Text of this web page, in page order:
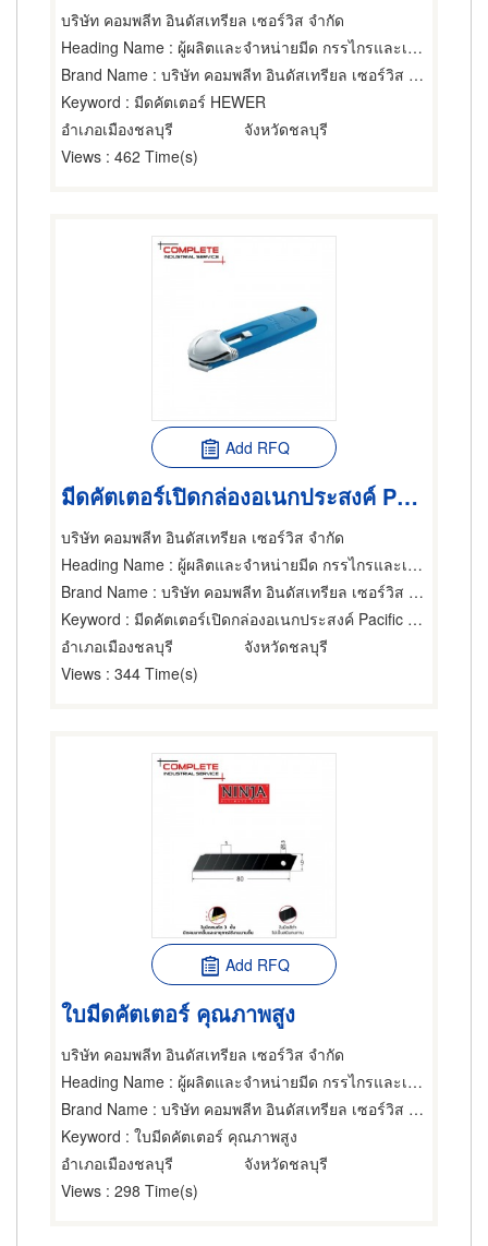
บริษัท คอมพลีท อินดัสเทรียล เซอร์วิส จำกัด
Heading Name : ผู้ผลิตและจำหน่ายมีด กรรไกรและเครื่องตัด
Brand Name : บริษัท คอมพลีท อินดัสเทรียล เซอร์วิส จำกัด
Keyword : มีดคัตเตอร์ HEWER
อำเภอเมืองชลบุรี
จังหวัดชลบุรี
Views : 462 Time(s)
Add RFQ
มีดคัตเตอร์เปิดกล่องอเนกประสงค์ Pacific Handy Cutter
บริษัท คอมพลีท อินดัสเทรียล เซอร์วิส จำกัด
Heading Name : ผู้ผลิตและจำหน่ายมีด กรรไกรและเครื่องตัด
Brand Name : บริษัท คอมพลีท อินดัสเทรียล เซอร์วิส จำกัด
Keyword : มีดคัตเตอร์เปิดกล่องอเนกประสงค์ Pacific Handy Cutter
อำเภอเมืองชลบุรี
จังหวัดชลบุรี
Views : 344 Time(s)
Add RFQ
ใบมีดคัตเตอร์ คุณภาพสูง
บริษัท คอมพลีท อินดัสเทรียล เซอร์วิส จำกัด
Heading Name : ผู้ผลิตและจำหน่ายมีด กรรไกรและเครื่องตัด
Brand Name : บริษัท คอมพลีท อินดัสเทรียล เซอร์วิส จำกัด
Keyword : ใบมีดคัตเตอร์ คุณภาพสูง
อำเภอเมืองชลบุรี
จังหวัดชลบุรี
Views : 298 Time(s)